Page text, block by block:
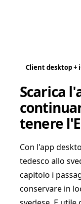
Client desktop +
Scarica
tenere
Con l'app
tedesco allo
capitolo i
conservare in